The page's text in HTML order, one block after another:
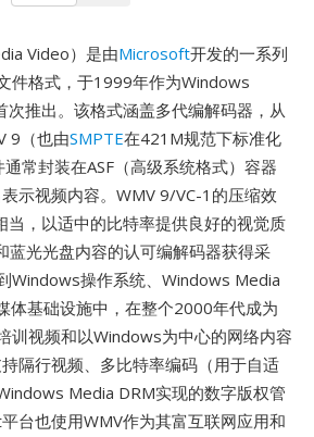
Video）是由Microsoft开发的一系列
件格式，于1999年作为Windows
次推出。该格式涵盖多代编解码器，从
9（也由SMPTE在421M规范下标准化
常封装在ASF（高级系统格式）容器
示视频内容。WMV 9/VC-1的压缩效
当，以适中的比特率提供良好的视觉质
蓝光光盘内容的认可编解码器获得采
Windows操作系统、Windows Media
体基础设施中，在整个2000年代成为
训视频和以Windows为中心的网络内容
隔行视频、多比特率编码（用于自适
Media DRM实现的数字版权管
台也使用WMV作为其富互联网应用和